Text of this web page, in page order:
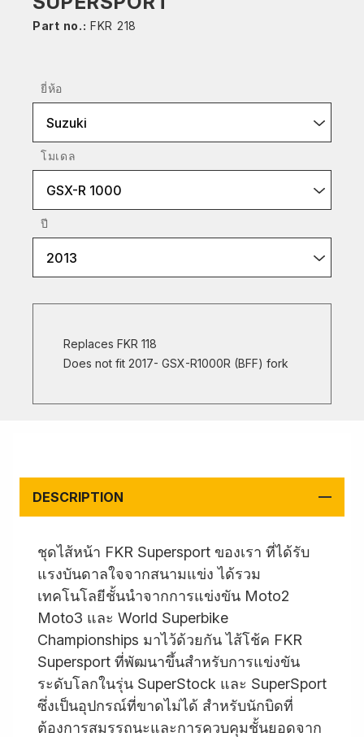
Part no.: FKR 218
ยี่ห้อ
Suzuki
โมเดล
GSX-R 1000
ปี
2013
Replaces FKR 118
Does not fit 2017- GSX-R1000R (BFF) fork
DESCRIPTION
ชุดไส้หน้า FKR Supersport ของเรา ที่ได้รับ
แรงบันดาลใจจากสนามแข่ง ได้รวม
เทคโนโลยีชั้นนำจากการแข่งขัน Moto2
Moto3 และ World Superbike
Championships มาไว้ด้วยกัน ไส้โช้ค FKR
Supersport ที่พัฒนาขึ้นสำหรับการแข่งขัน
ระดับโลกในรุ่น SuperStock และ SuperSport
ซึ่งเป็นอุปกรณ์ที่ขาดไม่ได้ สำหรับนักบิดที่
ต้องการสมรรถนะและการควบคุมชั้นยอดจาก